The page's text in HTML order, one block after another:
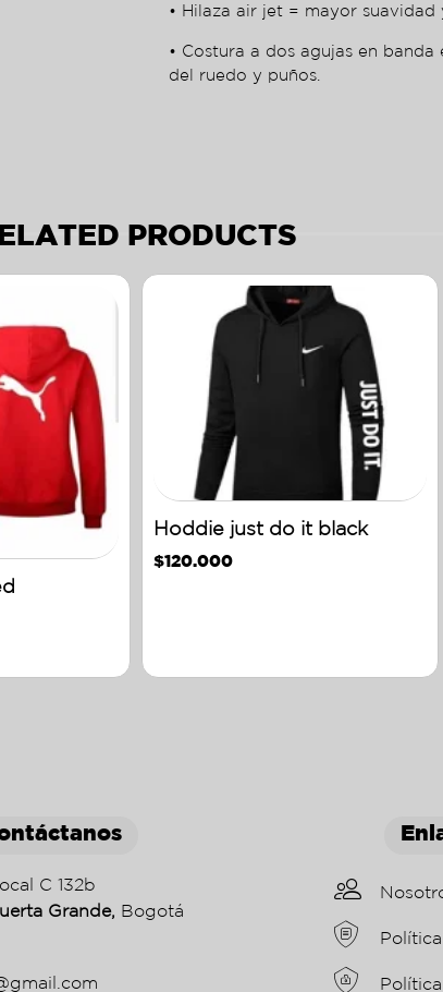
• Hilaza air jet = mayor
• Costura a dos agujas en
del ruedo y puños.
PRODUCTS
Hoddie just do it black
$120.000
C 132b
Grande, Bogotá